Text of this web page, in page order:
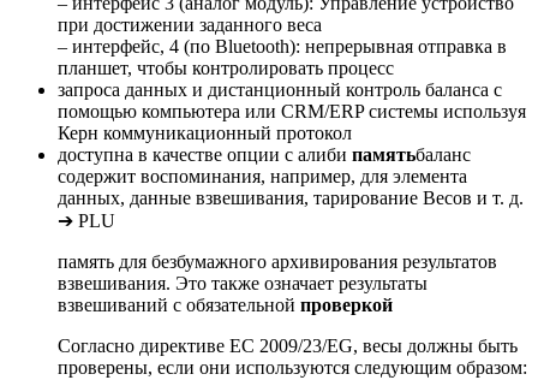
при достижении заданного веса
– интерфейс, 4 (по Bluetooth): непрерывная отправка в
планшет, чтобы контролировать процесс
запроса данных и дистанционный контроль баланса с
помощью компьютера или CRM/ERP системы используя
Керн коммуникационный протокол
доступна в качестве опции с алиби памятьбаланс
содержит воспоминания, например, для элемента
данных, данные взвешивания, тарирование Весов и т. д.
➔ PLU
память для безбумажного архивирования результатов
взвешивания. Это также означает результаты
взвешиваний с обязательной проверкой
Согласно директиве ЕС 2009/23/EG, весы должны быть
проверены, если они используются следующим образом: